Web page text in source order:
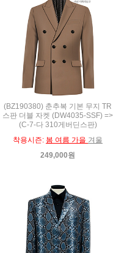
(BZ190380) 춘추복 기본 무지 TR
스판 더블 자켓 (DW4035-SSF) =>
(C-7-다 310게버딘스판)
착용시즌: 봄 여름 가을 겨울
249,000원